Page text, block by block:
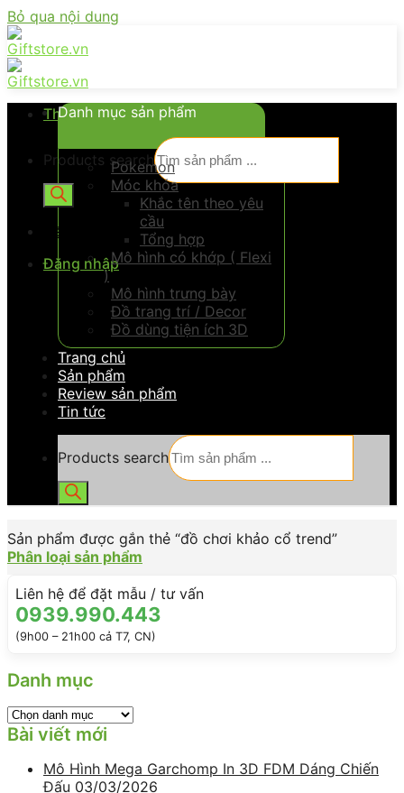
Bỏ qua nội dung
Thực đơn
Products search
Đăng nhập
Đăng nhập
Danh mục sản phẩm
Pokemon
Móc khóa
Khắc tên theo yêu
cầu
Tổng hợp
Mô hình có khớp ( Flexi
)
Mô hình trưng bày
Đồ trang trí / Decor
Đồ dùng tiện ích 3D
Trang chủ
Sản phẩm
Review sản phẩm
Tin tức
Products search
Sản phẩm được gắn thẻ “đồ chơi khảo cổ trend”
Phân loại sản phẩm
Liên hệ để đặt mẫu / tư vấn
0939.990.443
(9h00 – 21h00 cả T7, CN)
Danh mục
Bài viết mới
Mô Hình Mega Garchomp In 3D FDM Dáng Chiến
Đấu 03/03/2026